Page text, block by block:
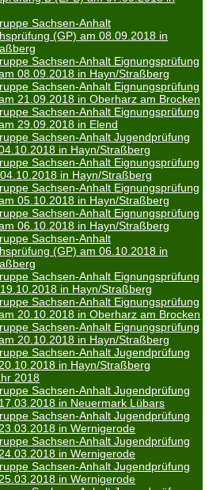
Sachsen-Anhalt
(GP) am 08.09.2018 in
Sachsen-Anhalt Eignungsprüfung
08.09.2018 in Hayn/Straßberg
Sachsen-Anhalt Eignungsprüfung
21.09.2018 in Oberharz am Brocken
Sachsen-Anhalt Eignungsprüfung
29.09.2018 in Elend
Sachsen-Anhalt Jugendprüfung
in Hayn/Straßberg
Sachsen-Anhalt Eignungsprüfung
in Hayn/Straßberg
Sachsen-Anhalt Eignungsprüfung
05.10.2018 in Hayn/Straßberg
Sachsen-Anhalt Eignungsprüfung
06.10.2018 in Hayn/Straßberg
Sachsen-Anhalt
(GP) am 06.10.2018 in
Sachsen-Anhalt Eignungsprüfung
in Hayn/Straßberg
Sachsen-Anhalt Eignungsprüfung
20.10.2018 in Oberharz am Brocken
Sachsen-Anhalt Eignungsprüfung
20.10.2018 in Hayn/Straßberg
Sachsen-Anhalt Jugendprüfung
in Hayn/Straßberg
2018
Sachsen-Anhalt Jugendprüfung
in Neuermark Lübars
Sachsen-Anhalt Jugendprüfung
in Wernigerode
Sachsen-Anhalt Jugendprüfung
in Wernigerode
Sachsen-Anhalt Jugendprüfung
in Wernigerode